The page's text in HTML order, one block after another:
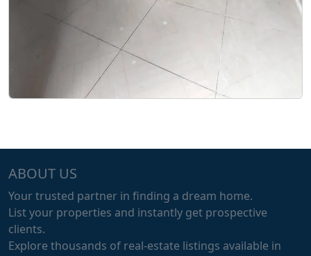
ABOUT US
Your trusted partner in finding a dream home.
List your properties and instantly get prospective
clients.
Explore thousands of real-estate listings available in